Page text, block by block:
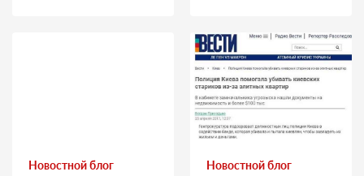
Новостной блог Новостной блог